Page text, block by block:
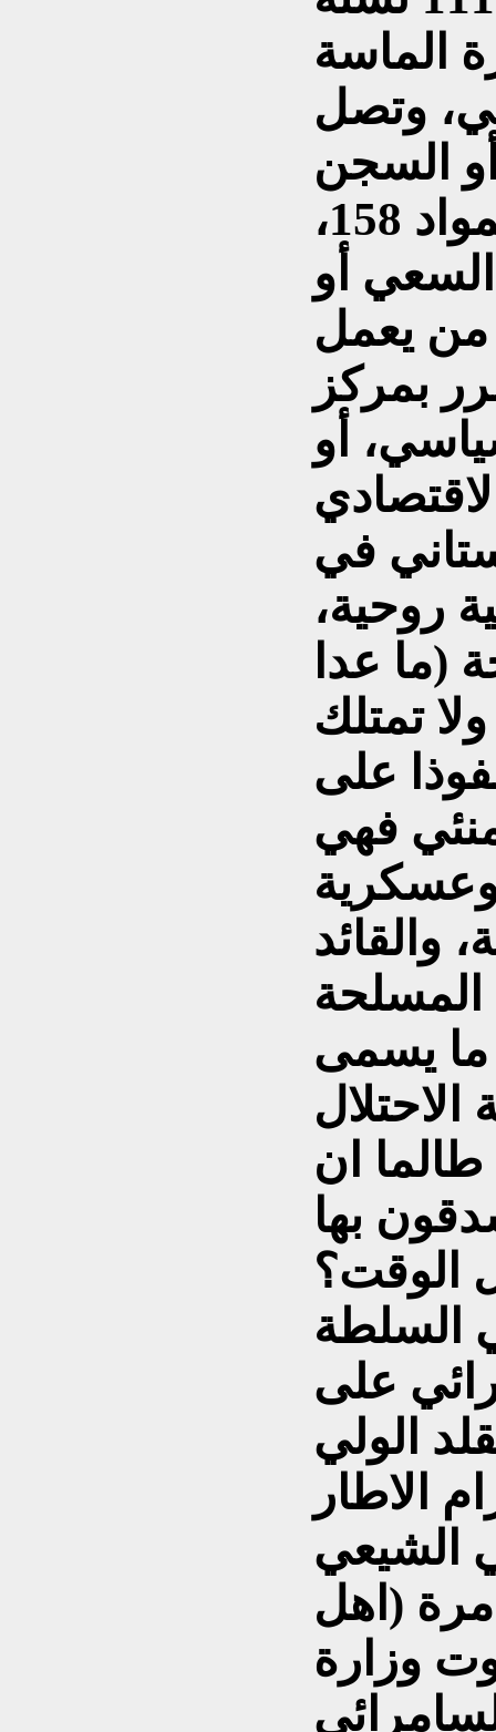
الماسة
وتصل
أو السجن
المؤبد. حيث تعاقب (المواد 158،
على السعي أو
من يعمل
بمركز
أو
في
روحية،
(ما عدا
تمتلك
على
فهي
وعسكرية
والقائد
ما يسمى
ان
بها
الوقت؟
السلطة
على
الولي
الاطار
(اهل
وزارة